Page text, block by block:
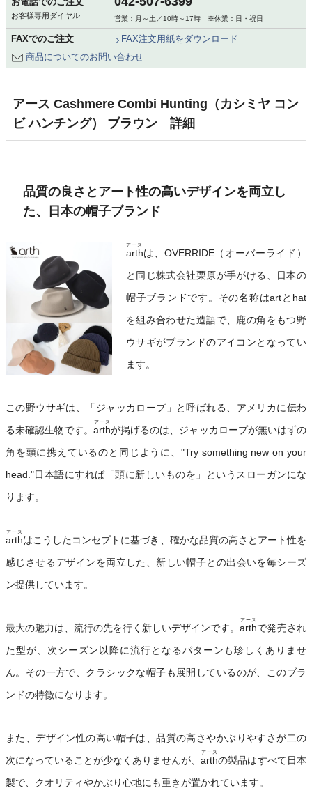
お客様専用ダイヤル 営業：月～土／10時～17時 ※休業：日・祝日
FAXでのご注文
FAX注文用紙をダウンロード
商品についてのお問い合わせ
アース Cashmere Combi Hunting（カシミヤ コン
ビ ハンチング） ブラウン 詳細
品質の良さとアート性の高いデザインを両立し
た、日本の帽子ブランド
arth
アース
は、OVERRIDE（オーバーライド）
と同じ株式会社栗原が手がける、日本の
帽子ブランドです。その名称はartとhat
を組み合わせた造語で、鹿の角をもつ野
ウサギがブランドのアイコンとなってい
ます。
この野ウサギは、「ジャッカロープ」と呼ばれる、アメリカに伝わ
る未確認生物です。 arth
アース
が掲げるのは、ジャッカロープが無いはずの
角を頭に携えているのと同じように、"Try something new on your
head."日本語にすれば「頭に新しいものを」というスローガンにな
ります。
arth
アース
はこうしたコンセプトに基づき、確かな品質の高さとアート性を
感じさせるデザインを両立した、新しい帽子との出会いを毎シーズ
ン提供しています。
最大の魅力は、流行の先を行く新しいデザインです。 arth
アース
で発売され
た型が、次シーズン以降に流行となるパターンも珍しくありませ
ん。その一方で、クラシックな帽子も展開しているのが、このブラ
ンドの特徴になります。
また、デザイン性の高い帽子は、品質の高さやかぶりやすさが二の
次になっていることが少なくありませんが、 arth
アース
の製品はすべて日本
製で、クオリティやかぶり心地にも重きが置かれています。